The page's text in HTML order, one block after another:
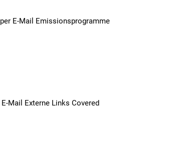
E-Mail Emissionsprogramme
Mail Externe Links Covered